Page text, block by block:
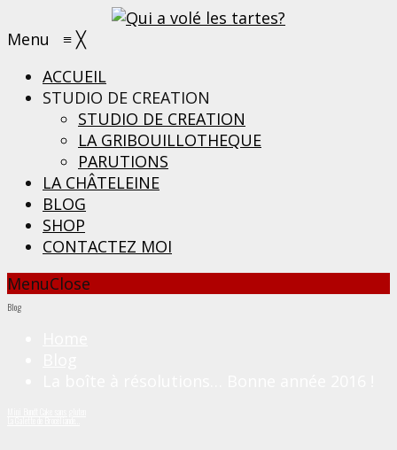
Menu ≡ ╳
ACCUEIL
STUDIO DE CREATION
STUDIO DE CREATION
LA GRIBOUILLOTHEQUE
PARUTIONS
LA CHÂTELEINE
BLOG
SHOP
CONTACTEZ MOI
MenuClose
Blog